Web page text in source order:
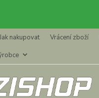
Jak nakupovat Vrácení zboží